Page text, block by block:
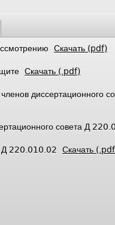
Скачать (pdf)
Скачать (.pdf)
диссертационного
совета Д
Д 220.010.02Скачать